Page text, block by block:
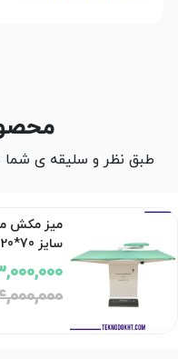
طبق نظر و سلیقه ی شما
میز مکش
سایز 70*120
33,000,000
34,000,000